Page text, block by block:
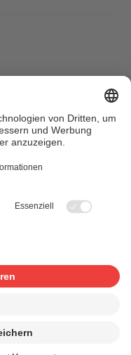
vom 10. und 11.
SUISA für die